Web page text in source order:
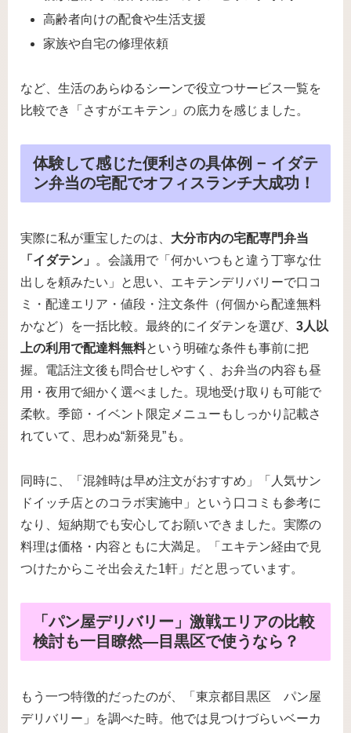
高齢者向けの配食や生活支援
家族や自宅の修理依頼
など、生活のあらゆるシーンで役立つサービス一覧を
比較でき「さすがエキテン」の底力を感じました。
体験して感じた便利さの具体例 − イダテ
ン弁当の宅配でオフィスランチ大成功！
実際に私が重宝したのは、 大分市内の宅配専門弁当
「イダテン」
。会議用で「何かいつもと違う丁寧な仕
出しを頼みたい」と思い、エキテンデリバリーで口コ
ミ・配達エリア・値段・注文条件（何個から配達無料
かなど）を一括比較。最終的にイダテンを選び、 3人以
上の利用で配達料無料という明確な条件も事前に把
握。電話注文後も問合せしやすく、お弁当の内容も昼
用・夜用で細かく選べました。現地受け取りも可能で
柔軟。季節・イベント限定メニューもしっかり記載さ
れていて、思わぬ“新発見”も。
同時に、「混雑時は早め注文がおすすめ」「人気サン
ドイッチ店とのコラボ実施中」という口コミも参考に
なり、短納期でも安心してお願いできました。実際の
料理は価格・内容ともに大満足。「エキテン経由で見
つけたからこそ出会えた1軒」だと思っています。
「パン屋デリバリー」激戦エリアの比較
検討も一目瞭然―目黒区で使うなら？
もう一つ特徴的だったのが、「東京都目黒区 パン屋
デリバリー」を調べた時。他では見つけづらいベーカ